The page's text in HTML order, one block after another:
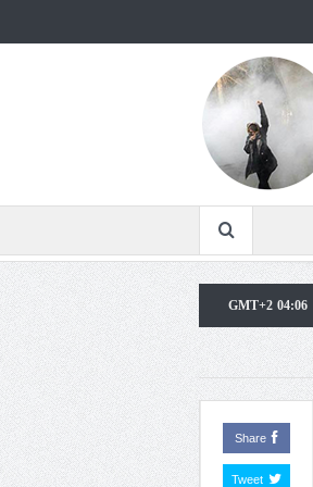
ترامپ: سرمایه‌گذاران دریافته‌اند کهGMT+2 04:06
Share
Tweet